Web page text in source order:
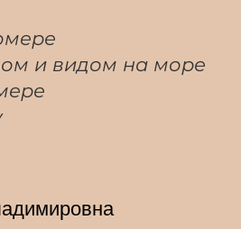
и видом на море